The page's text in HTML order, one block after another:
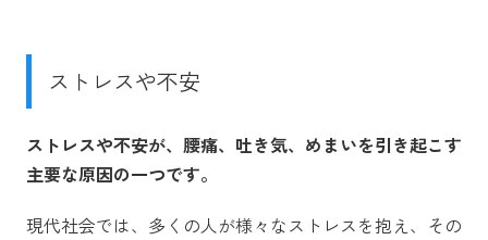
ストレスや不安
ストレスや不安が、腰痛、吐き気、めまいを引き起こす
主要な原因の一つです。
現代社会では、多くの人が様々なストレスを抱え、その